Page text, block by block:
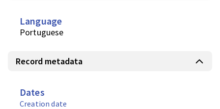
Language
Portuguese
Record metadata
Dates
Creation date